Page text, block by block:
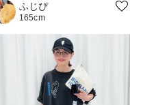
ふじぴ
165cm